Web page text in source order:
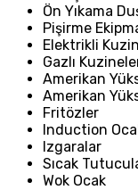
Ön Yıkama
Pişirme
Elektrikli
Gazlı
Amerikan
Amerikan
Fritözler
Induction
Izgaralar
Sıcak
Wok Ocak